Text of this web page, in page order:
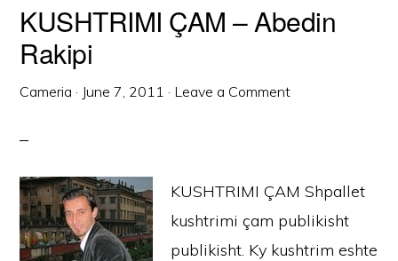
KUSHTRIMI ÇAM – Abedin
Rakipi
Cameria · June 7, 2011 · Leave a Comment
KUSHTRIMI ÇAM Shpallet
kushtrimi çam publikisht
publikisht. Ky kushtrim eshte